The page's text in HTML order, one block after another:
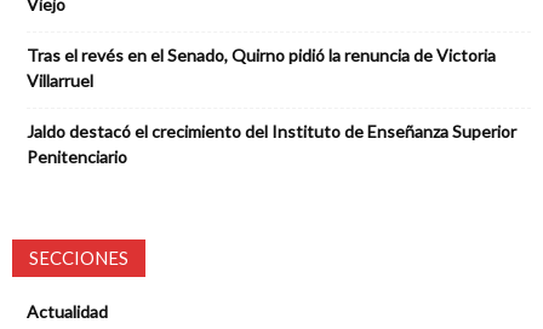
Viejo
Tras el revés en el Senado, Quirno pidió la renuncia de Victoria
Villarruel
Jaldo destacó el crecimiento del Instituto de Enseñanza Superior
Penitenciario
SECCIONES
Actualidad